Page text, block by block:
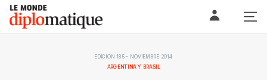
Skip
content
Le monde diplomatique
EDICIÓN 185 - NOVIEMBRE 2014
ARGENTINA Y BRASIL